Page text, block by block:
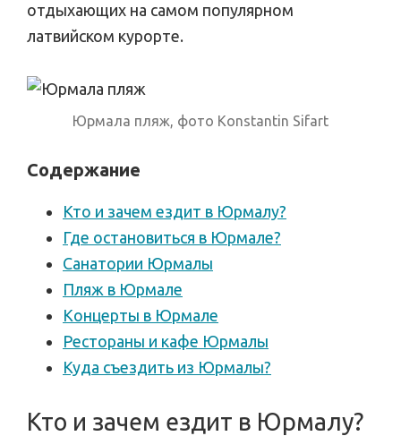
отдыхающих на самом популярном
латвийском курорте.
Юрмала пляж, фото Konstantin Sifart
Содержание
Кто и зачем ездит в Юрмалу?
Где остановиться в Юрмале?
Санатории Юрмалы
Пляж в Юрмале
Концерты в Юрмале
Рестораны и кафе Юрмалы
Куда съездить из Юрмалы?
Кто и зачем ездит в Юрмалу?